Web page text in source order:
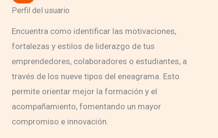
Perfil del usuario
Encuentra como identificar las motivaciones,
fortalezas y estilos de liderazgo de tus
emprendedores, colaboradores o estudiantes, a
través de los nueve tipos del eneagrama. Esto
permite orientar mejor la formación y el
acompañamiento, fomentando un mayor
compromiso e innovación.